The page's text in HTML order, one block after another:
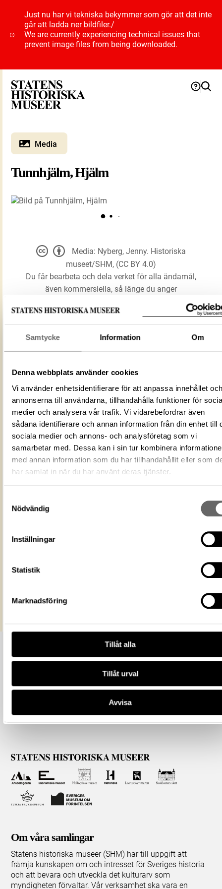
Samtycke Information Om
Denna webbplats använder cookies
Vi använder enhetsidentifierare för att anpassa innehållet och
annonserna till användarna, tillhandahålla funktioner för
medier och analysera vår trafik. Vi vidarebefordrar även
sådana identifierare och annan information från din enhet till
sociala medier och annons- och analysföretag som vi
samarbetar med. Dessa kan i sin tur kombinera
med annan information som du har tillhandahållit eller som
har samlat in när du har använt deras tjänster.
Nödvändig
Inställningar
Statistik
Marknadsföring
Tillåt alla
Tillåt urval
Avvisa
Just nu har vi tekniska bekymmer som gör att det inte
går att ladda ner bildfiler./
We are currently experiencing technical issues that
prevent image files from being downloaded.
Media
Tunnhjälm, Hjälm
Förmålsbenämning
Hjälm
Föremålsnummer 116708_HST
ID‑nummer
A23353A0-F665-4793-ACDF-
Fotograf
Nyberg, Jenny
Fotodatum 2017-01-25
Du får bearbeta och dela verket
ändamål, även kommersiella, så
du anger upphovsperson och
Museum
URI
All textinformation (metadata) på denna sida är fri att använda
Media: Nyberg, Jenny. Historiska
museet/SHM, (CC BY 4.0)
Du får bearbeta och dela verket för alla ändamål,
även kommersiella, så länge du anger
LADDA NER MEDIA
Om våra samlingar
Statens historiska museer (SHM) har till uppgift att
främja kunskapen om och intresset för Sveriges historia
och att bevara och utveckla det kulturarv som
myndigheten förvaltar. Vår verksamhet ska vara en